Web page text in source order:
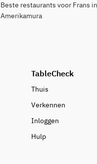
Beste restaurants voor Frans in
Amerikamura
TableCheck
Thuis
Verkennen
Inloggen
Hulp